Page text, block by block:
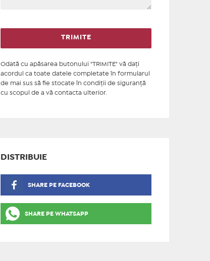
Odată cu apăsarea butonului "TRIMITE" vă daţi
acordul ca toate datele completate în formularul
de mai sus să fie stocate în condiţii de siguranţă
cu scopul de a vă contacta ulterior.
DISTRIBUIE
SHARE PE FACEBOOK
SHARE PE WHATSAPP